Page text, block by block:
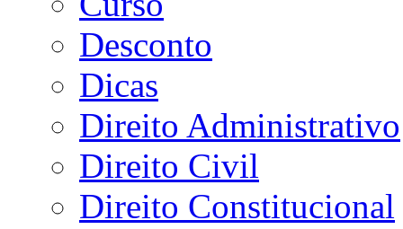
Desconto
Dicas
Direito Administrativo
Direito Civil
Direito Constitucional